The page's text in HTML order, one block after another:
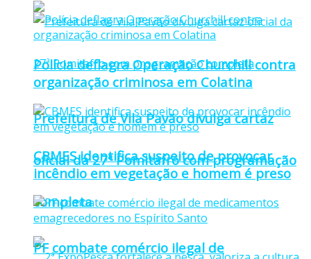
Prefeitura de Vila Pavão divulga cartaz
oficial da 27ª Pomitafro com programação
completa
Polícia deflagra Operação Churchill contra
organização criminosa em Colatina
CBMES identifica suspeito de provocar
incêndio em vegetação e homem é preso
PF combate comércio ilegal de